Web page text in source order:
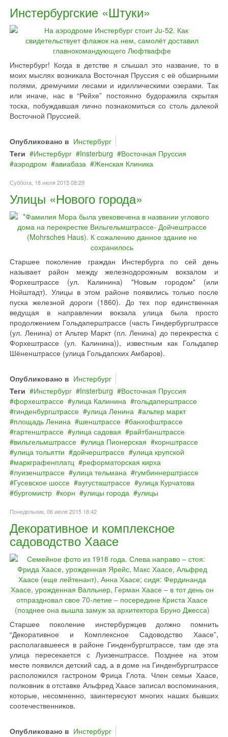
Инстербургские «Штуки»
Инстербург! Когда в детстве я слышал это название, то в
моих мыслях возникала Восточная Пруссия с её обширными
полями, дремучими лесами и идиллическими озерами. Так
или иначе, нас в “Рейхе” постоянно будоражила скрытая
тоска, побуждавшая лично познакомиться со столь далекой
Восточной Пруссией.
Опубликовано в Инстербург
Теги
Инстербург Insterburg
Восточная Пруссия
аэродром
авиабаза Женская Клиника
Суббота, 18 июля 2015 08:29
Улицы «Нового города»
Старшее поколение граждан Инстербурга по сей день
называет район между железнодорожным вокзалом и
Форхештрассе (ул. Калинина) "Новым городом" (или
Нойштадт). Улицы в этом районе появились только после
пуска железной дороги (1860). До тех пор единственная
ведущая в направлении вокзала улица была просто
продолжением Гольдаперштрассе (часть Гиндербургштрассе
(ул. Ленина) от Альтер Маркт (пл. Ленина) до перекрестка с
Форхештрассе (ул. Калинина)), известным как Гольдапер
Шёненштрассе (улица Гольдапских Амбаров).
Опубликовано в Инстербург
Теги
Инстербург Insterburg
Восточная Пруссия
форхештрассе
улица Калинина
гольдаперштрассе
гинденбургштрассе
улица Ленина
альтер маркт
площадь Ленина
шенштрассе
банхофштрассе
гартенштрассе
улица садовая
райтбанштрассе
вильгельмштрассе
улица Пионерская
корнштрассе
улица тольятти
дойчерштрассе
улица крупской
маркграфенплатц
реформаторская кирха
луизенштрассе
улица тельмана
гумбиннерштрассе
Гусевское шоссе
аугусташтрассе
улица Курчатова
бургомистр
корн улицы города улицы
Понедельник, 06 июля 2015 18:42
Декоративное и комплексное
садоводство Хаасе
Старшее поколение инстербуржцев должно помнить
“Декоративное и Комплексное Садоводство Хаасе”,
располагавшееся в районе Гинденбургштрассе, там где эта
улица пересекается с Луизенштрассе. Позднее на этом
месте появился детский сад, а в доме на Гинденбургштрассе
расположился гастроном Фрица Глота. Член семьи Хаасе,
полковник в отставке Альфред Хаасе записал воспоминания,
которые, несомненно, заинтересуют многих наших бывших
соотечественников.
Опубликовано в Инстербург